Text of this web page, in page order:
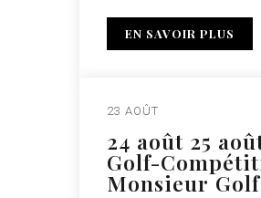
EN SAVOIR PLUS
23 AOÛT
24 août 25
Golf-
Monsieur